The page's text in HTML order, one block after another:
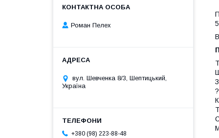
Роман Пелех
вул. Шевченка 8/3, Шептицький,
Україна
+380 (98) 223-88-48